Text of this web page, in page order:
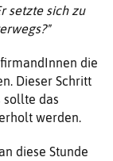
setzte sich zu
die
Dieser Schritt
sollte das
werden.
diese Stunde